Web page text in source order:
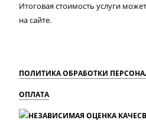
Итоговая стоимость услуги
на сайте.
ПОЛИТИКА ОБРАБОТКИ
ОПЛАТА